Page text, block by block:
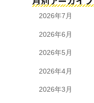
2026年7月
2026年6月
2026年5月
2026年4月
2026年3月